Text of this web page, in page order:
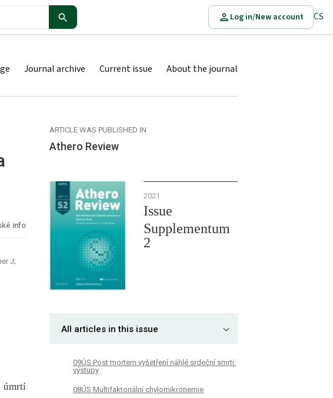
Log in/New account CS
Journal archive Current issue About the journal
info
J;
ARTICLE WAS PUBLISHED IN
Athero Review
2021
Issue
Supplementum
2
All articles in this issue
09ÚS Post mortem vyšetření náhlé srdeční smrti:
výstupy
08ÚS Multifaktoriální chylomikronemie